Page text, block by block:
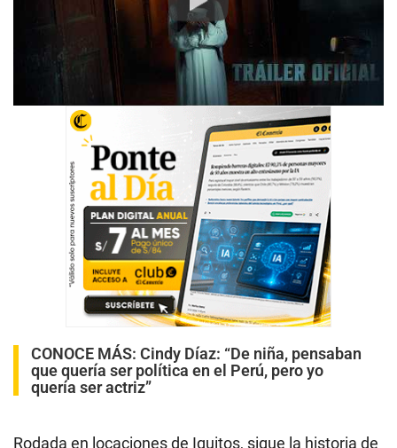
Play
CONOCE MÁS: Cindy Díaz: “De niña, pensaban
que quería ser política en el Perú, pero yo
quería ser actriz”
Rodada en locaciones de Iquitos, sigue la historia de